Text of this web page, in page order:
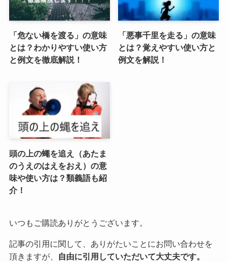
「危ない橋を渡る」の意味
とは？わかりやすい使い方
と例文を徹底解説！
「悪事千里を走る」の意味
とは？覚えやすい使い方と
例文を解説！
頭の上の蠅を追え（あたま
のうえのはえをおえ）の意
味や使い方は？類義語も紹
介！
いつもご購読ありがとうございます。
記事の引用に関して、ありがたいことにお問い合わせを
頂きますが、
自由に引用していただいて大丈夫です。